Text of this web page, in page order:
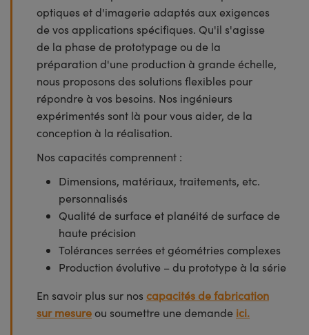
optiques et d'imagerie adaptés aux exigences
de vos applications spécifiques. Qu'il s'agisse
de la phase de prototypage ou de la
préparation d'une production à grande échelle,
nous proposons des solutions flexibles pour
répondre à vos besoins. Nos ingénieurs
expérimentés sont là pour vous aider, de la
conception à la réalisation.
Nos capacités comprennent :
Dimensions, matériaux, traitements, etc.
personnalisés
Qualité de surface et planéité de surface de
haute précision
Tolérances serrées et géométries complexes
Production évolutive – du prototype à la série
En savoir plus sur nos capacités de fabrication
sur mesure ou soumettre une demande ici.